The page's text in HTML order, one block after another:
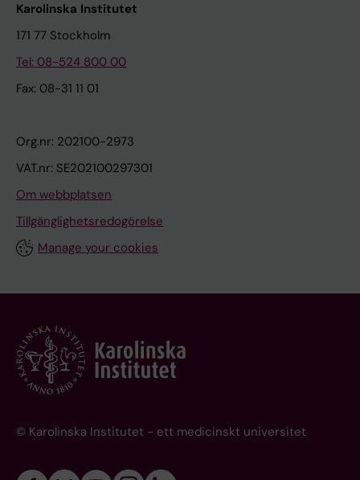
Karolinska Institutet
171 77 Stockholm
Tel: 08-524 800 00
Fax: 08-31 11 01
Org.nr: 202100-2973
VAT.nr: SE202100297301
Om webbplatsen
Tillgänglighetsredogörelse
Manage your cookies
© Karolinska Institutet - ett medicinskt universitet